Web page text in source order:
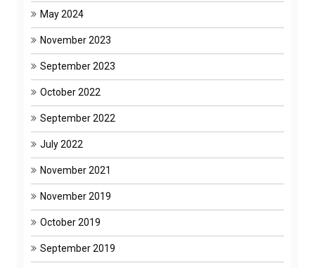
May 2024
November 2023
September 2023
October 2022
September 2022
July 2022
November 2021
November 2019
October 2019
September 2019